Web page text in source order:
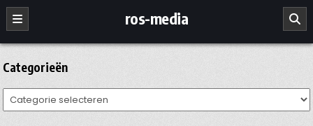
Ga
naar
de
inhoud
ros-media
Categorieën
Categorieën